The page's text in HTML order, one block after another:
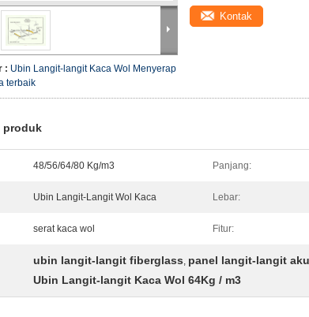
: Ubin Langit-langit Kaca Wol Menyerap
terbaik
Kontak
produk
48/56/64/80 Kg/m3 Panjang:
Ubin Langit-Langit Wol Kaca Lebar:
serat kaca wol Fitur:
ubin langit-langit fiberglass, panel langit-langit
Ubin Langit-langit Kaca Wol 64Kg / m3